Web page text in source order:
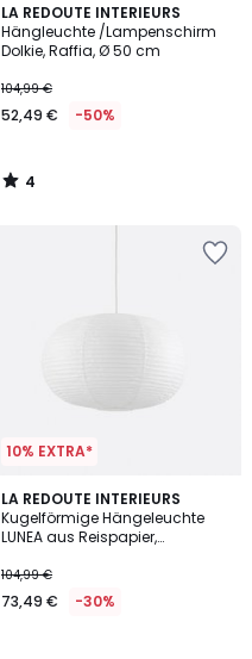
LA REDOUTE INTERIEURS
Hängleuchte /Lampenschirm
Dolkie, Raffia, Ø 50 cm
104,99 €
52,49 € -50%
4
/
5
4
/
10% EXTRA*
LA REDOUTE INTERIEURS
Kugelförmige Hängeleuchte
LUNEA aus Reispapier,
104,99 €
73,49 € -30%